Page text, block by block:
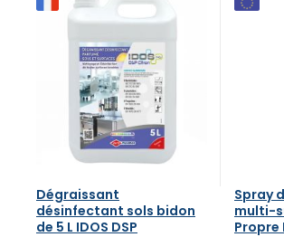
Dégraissant
désinfectant sols bidon
de 5 L IDOS DSP
Spray
multi-
Propre